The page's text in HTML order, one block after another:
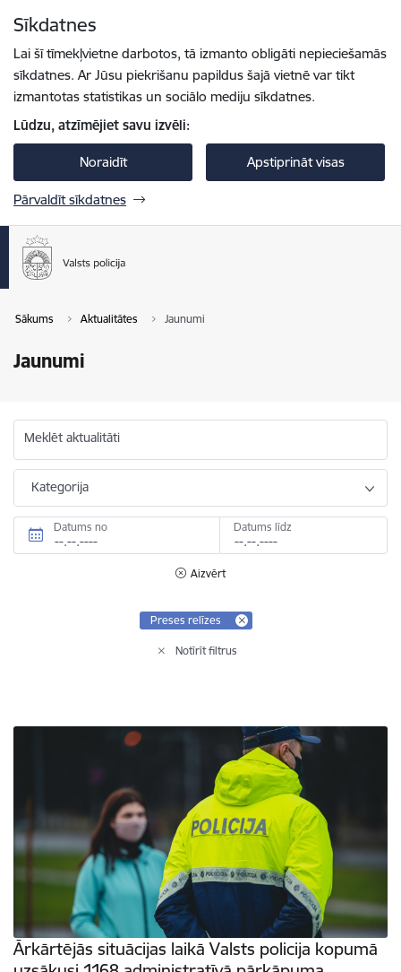
Sīkdatnes
Lai šī tīmekļvietne darbotos, tā izmanto obligāti nepieciešamās
sīkdatnes. Ar Jūsu piekrišanu papildus šajā vietnē var tikt
izmantotas statistikas un sociālo mediju sīkdatnes.
Lūdzu, atzīmējiet savu izvēli:
Noraidīt Apstiprināt visas
Pārvaldīt sīkdatnes
Sākums Aktualitātes Jaunumi
Jaunumi
Meklēt aktualitāti
Kategorija
Datums no Datums līdz
Aizvērt
Preses relīzes
Notīrīt filtrus
Ārkārtējās situācijas laikā Valsts policija kopumā